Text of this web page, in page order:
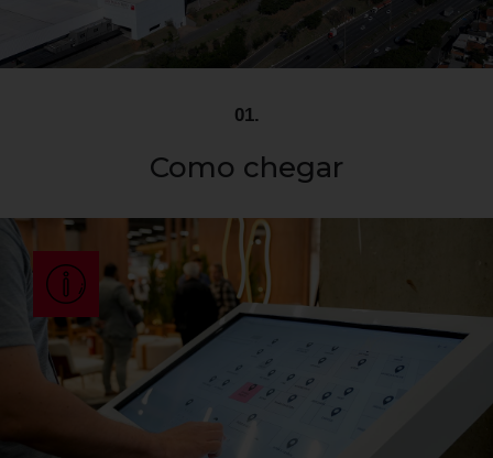
01.
Como chegar
Rodovia dos Imigrantes, em São Paulo
Traçe sua rota